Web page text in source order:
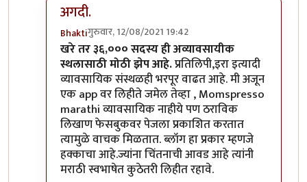
अगदी.
Bhaktiगुरुवार, 12/08/2021 19:42
In reply toआणि मिपावर एकावेळी तीस पेक्षा
खरे तर ३६,००० सदस्य ही अव्यावसायीक
स्थलासाठी मोठी झेप आहे.प्रतिलिपी,इरा इत्यादी
व्यावसायिक संस्थळही भरपूर वाढत आहे. मी अजून
एक app वर लिहीते जमेल तेव्हा , Momspresso
marathi व्यावसायिक नाहीये पण ठराविक
लिखाण फेसबुकवर पेजला प्रकाशित करतात
त्यामुळे वाचक मिळतात. ब्लॉग हा प्रकार म्हणजे
हक्काचा आहे.ज्यांना चिंतनाची आवड आहे त्यांनी
मराठी स्वभाषेत कुठेतरी लिहीत रहावे.